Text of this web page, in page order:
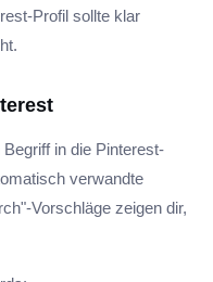
Profil sollte klar
in die Pinterest-
verwandte
Vorschläge zeigen dir,